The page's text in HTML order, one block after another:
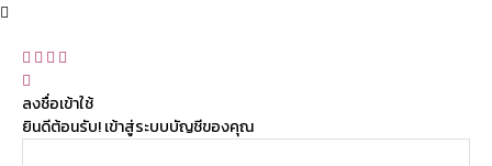
ลงชื่อเข้าใช้
ยินดีต้อนรับ! เข้าสู่ระบบบัญชีของคุณ